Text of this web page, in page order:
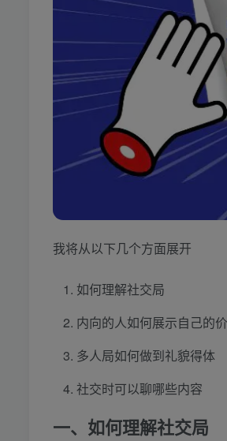
我将从以下几个方面展开
如何理解社交局
内向的人如何展示自己的
多人局如何做到礼貌得体
社交时可以聊哪些内容
一、如何理解社交局